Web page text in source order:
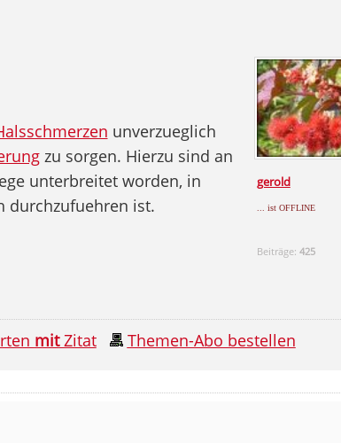
gerold
... ist OFFLINE
Beiträge: 425
unverzueglich
zu sorgen. Hierzu sind an
unterbreitet worden, in
durchzufuehren ist.
mitZitat Themen-Abo bestellen